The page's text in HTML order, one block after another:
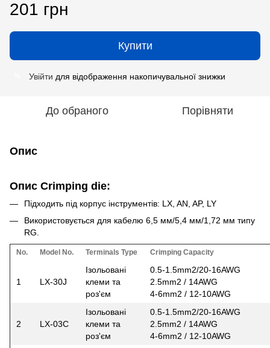
201 грн
Купити
Увійти для відображення накопичувальної знижки
До обраного Порівняти
Опис
Опис Crimping die:
Підходить під корпус інструментів: LX, AN, AP, LY
Використовується для кабелю 6,5 мм/5,4 мм/1,72 мм типу
RG.
No. Model No. Terminals Type Crimping Capacity
1 LX-30J
Ізольовані
клеми та
роз'єм
0.5-1.5mm2/20-16AWG
2.5mm2 / 14AWG
4-6mm2 / 12-10AWG
2 LX-03C
Ізольовані
клеми та
роз'єм
0.5-1.5mm2/20-16AWG
2.5mm2 / 14AWG
4-6mm2 / 12-10AWG